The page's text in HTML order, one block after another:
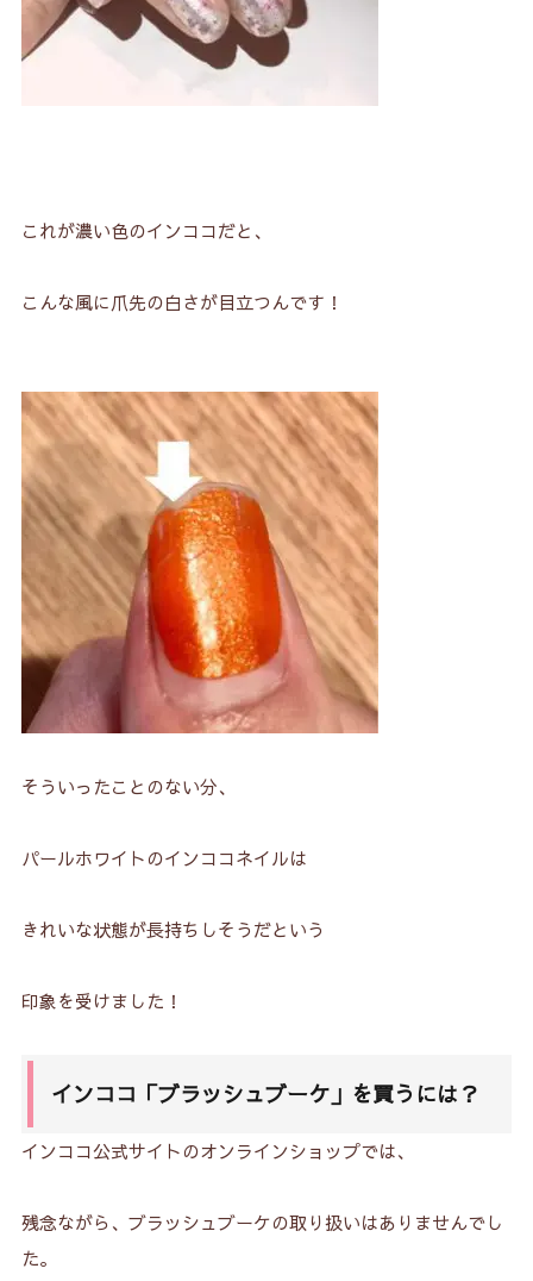
これが濃い色のインココだと、
こんな風に爪先の白さが目立つんです！
そういったことのない分、
パールホワイトのインココネイルは
きれいな状態が長持ちしそうだという
印象を受けました！
インココ「ブラッシュブーケ」を買うには？
インココ公式サイトのオンラインショップでは、
残念ながら、ブラッシュブーケの取り扱いはありませんでし
た。